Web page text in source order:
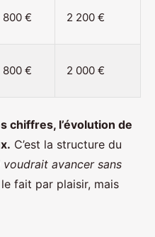
800 € 2 200 €
800 € 2 000 €
chiffres, l’évolution de
C’est la structure du
voudrait avancer sans
fait par plaisir, mais